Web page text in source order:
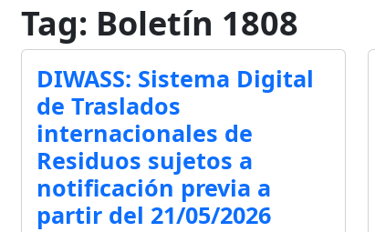
Tag: Boletín 1808
DIWASS: Sistema Digital
de Traslados
internacionales de
Residuos sujetos a
notificación previa a
partir del 21/05/2026